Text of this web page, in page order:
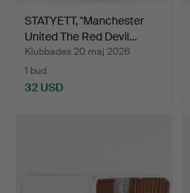
STATYETT, "Manchester
United The Red Devil…
Klubbades 20 maj 2026
1 bud
32 USD